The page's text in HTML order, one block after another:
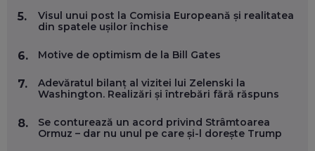
ANDREI AVĂDANEI, BIT SENTINEL: CUM ÎȚI PROTEJEZI
EFICIENT VIAȚA ONLINE. ȘI CARE SUNT PRIMII PAȘI ÎNTR-O
EP. 56
DOINA VÎLCEANU, CONTENTSPEED: VREI SUCCES ONLINE?
ÎNVAȚĂ AEO ȘI GEO!
EP. 55
5.
Visul unui post la Comisia Europeană și realitatea
din spatele ușilor închise
6. Motive de optimism de la Bill Gates
7.
Adevăratul bilanț al vizitei lui Zelenski la
Washington. Realizări și întrebări fără răspuns
8.
Se conturează un acord privind Strâmtoarea
Ormuz – dar nu unul pe care și-l dorește Trump